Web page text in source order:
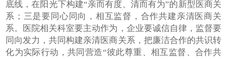
底线，在阳光下构建“亲而有度、清而有为”的新型医商关
系；三是要同心同向，相互监督，合作共建亲清医商关
系。医院相关科室要主动作为，企业要诚信自律，监督要
同向发力，共同构建亲清医商关系，把廉洁合作的共识转
化为实际行动，共同营造“彼此尊重、相互监督、合作共